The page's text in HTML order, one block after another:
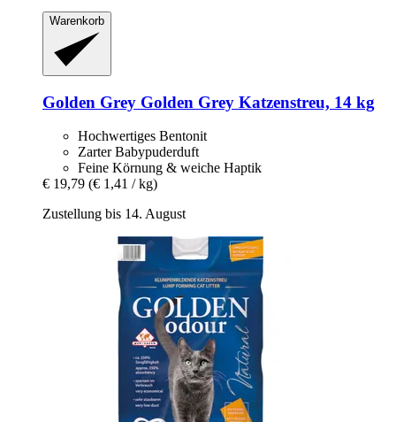
Warenkorb
Golden Grey Golden Grey Katzenstreu, 14 kg
Hochwertiges Bentonit
Zarter Babypuderduft
Feine Körnung & weiche Haptik
€ 19,79 (€ 1,41 / kg)
Zustellung bis 14. August